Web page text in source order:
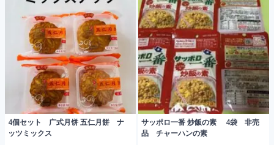
4個セット 广式月饼 五仁月餅 ナ
ッツミックス
サッポロ一番 炒飯の素 4袋 非売
品 チャーハンの素